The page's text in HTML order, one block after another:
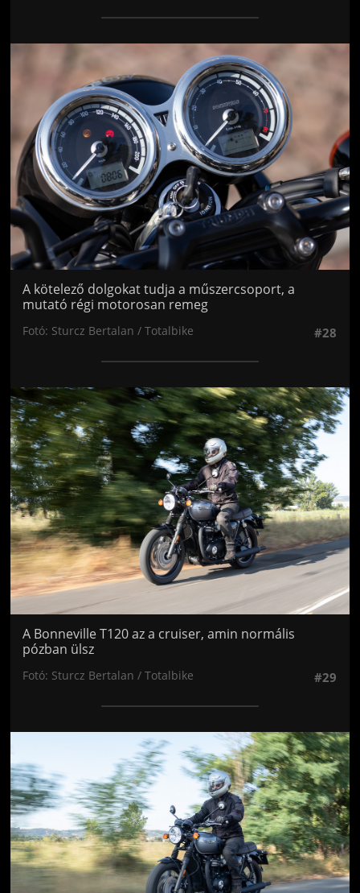
Jön még kép!
A kötelező dolgokat tudja a műszercsoport, a
mutató régi motorosan remeg
Fotó: Sturcz Bertalan / Totalbike #28
Jön még kép!
A Bonneville T120 az a cruiser, amin normális
pózban ülsz
Fotó: Sturcz Bertalan / Totalbike #29
Jön még kép!